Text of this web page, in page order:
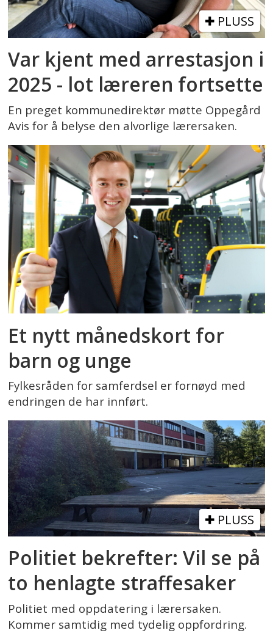
PLUSS
Var kjent med arrestasjon i
2025 - lot læreren fortsette
En preget kommunedirektør møtte Oppegård
Avis for å belyse den alvorlige lærersaken.
Et nytt månedskort for
barn og unge
Fylkesråden for samferdsel er fornøyd med
endringen de har innført.
PLUSS
Politiet bekrefter: Vil se på
to henlagte straffesaker
Politiet med oppdatering i lærersaken.
Kommer samtidig med tydelig oppfordring.